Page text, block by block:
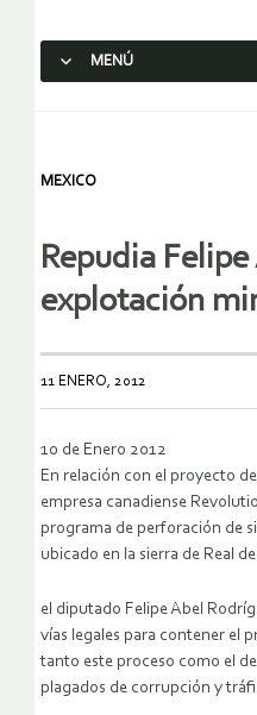
MENÚ
MEXICO
Repudia
explotación
11 ENERO, 2012
10 de Enero 2012
En relación con el proyecto
empresa canadiense
programa de perforación de
ubicado en la sierra de Real
el diputado Felipe Abel
vías legales para contener el
tanto este proceso como el
plagados de corrupción y